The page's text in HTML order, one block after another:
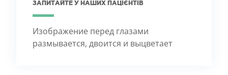
ЗАПИТАЙТЕ У НАШИХ ПАЦІЄНТІВ
Изображение перед глазами
размывается, двоится и выцветает